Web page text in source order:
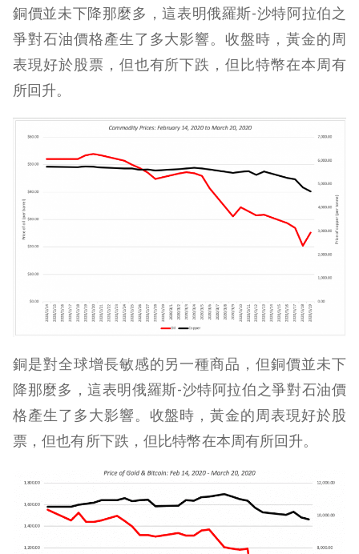
銅價並未下降那麼多，這表明俄羅斯-沙特阿拉伯之
爭對石油價格產生了多大影響。收盤時，黃金的周
表現好於股票，但也有所下跌，但比特幣在本周有
所回升。
銅是對全球增長敏感的另一種商品，但銅價並未下
降那麼多，這表明俄羅斯-沙特阿拉伯之爭對石油價
格產生了多大影響。收盤時，黃金的周表現好於股
票，但也有所下跌，但比特幣在本周有所回升。